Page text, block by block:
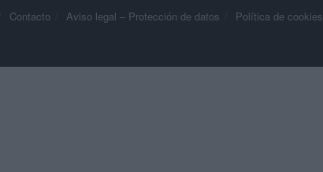
Contacto Aviso legal – Protección de datos Política de cookies